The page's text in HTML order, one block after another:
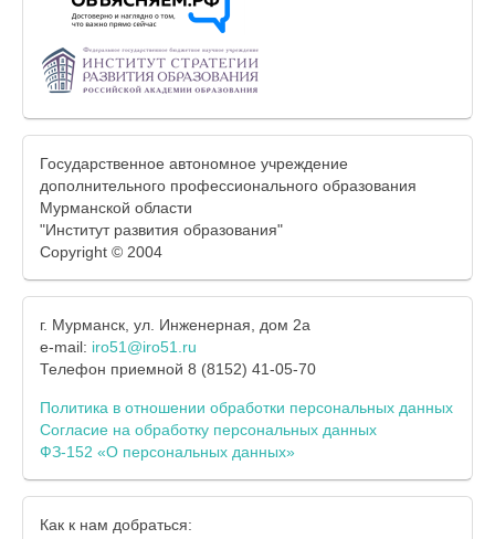
Государственное автономное учреждение
дополнительного профессионального образования
Мурманской области
"Институт развития образования"
Copyright © 2004
г. Мурманск, ул. Инженерная, дом 2а
e-mail: iro51@iro51.ru
Телефон приемной 8 (8152) 41-05-70
Политика в отношении обработки персональных данных
Согласие на обработку персональных данных
ФЗ-152 «О персональных данных»
Как к нам добраться: